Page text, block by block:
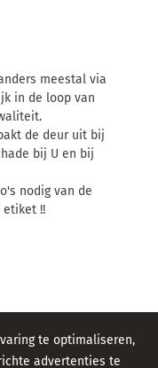
meestal via
in de loop van
de deur uit bij
bij U en bij
nodig van de
etiket !!
te optimaliseren,
advertenties te